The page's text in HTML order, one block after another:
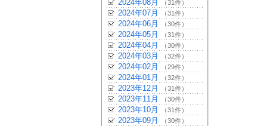
2024年08月 （31件）
2024年07月 （31件）
2024年06月 （30件）
2024年05月 （31件）
2024年04月 （30件）
2024年03月 （32件）
2024年02月 （29件）
2024年01月 （32件）
2023年12月 （31件）
2023年11月 （30件）
2023年10月 （31件）
2023年09月 （30件）